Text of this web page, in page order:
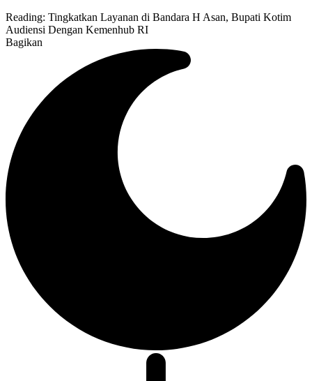
Reading: Tingkatkan Layanan di Bandara H Asan, Bupati Kotim
Audiensi Dengan Kemenhub RI
Bagikan